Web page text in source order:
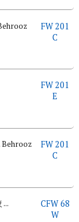
FW 201
C
FW 201
E
FW 201
C
CFW 68
W